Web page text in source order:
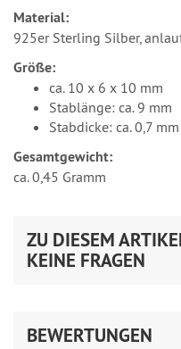
Material:
925er Sterling Silber,
Größe:
ca. 10 x 6 x 10 mm
Stablänge: ca. 9 mm
Stabdicke: ca. 0,7 mm
Gesamtgewicht:
ca. 0,45 Gramm
ZU DIESEM
KEINE FRAGEN
BEWERTUNGEN